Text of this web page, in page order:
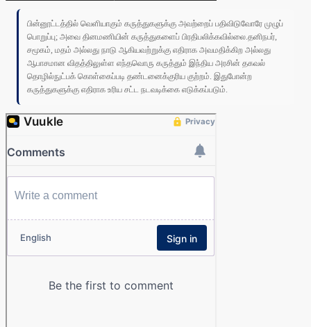
பின்னூட்டத்தில் வெளியாகும் கருத்துகளுக்கு அவற்றைப் பதிவிடுவோரே முழுப்
பொறுப்பு; அவை தினமணியின் கருத்துகளைப் பிரதிபலிக்கவில்லை.தனிநபர்,
சமூகம், மதம் அல்லது நாடு ஆகியவற்றுக்கு எதிராக அவமதிக்கிற அல்லது
ஆபாசமான விதத்திலுள்ள எந்தவொரு கருத்தும் இந்திய அரசின் தகவல்
தொழில்நுட்பக் கொள்கைப்படி தண்டனைக்குரிய குற்றம். இதுபோன்ற
கருத்துகளுக்கு எதிராக உரிய சட்ட நடவடிக்கை எடுக்கப்படும்.